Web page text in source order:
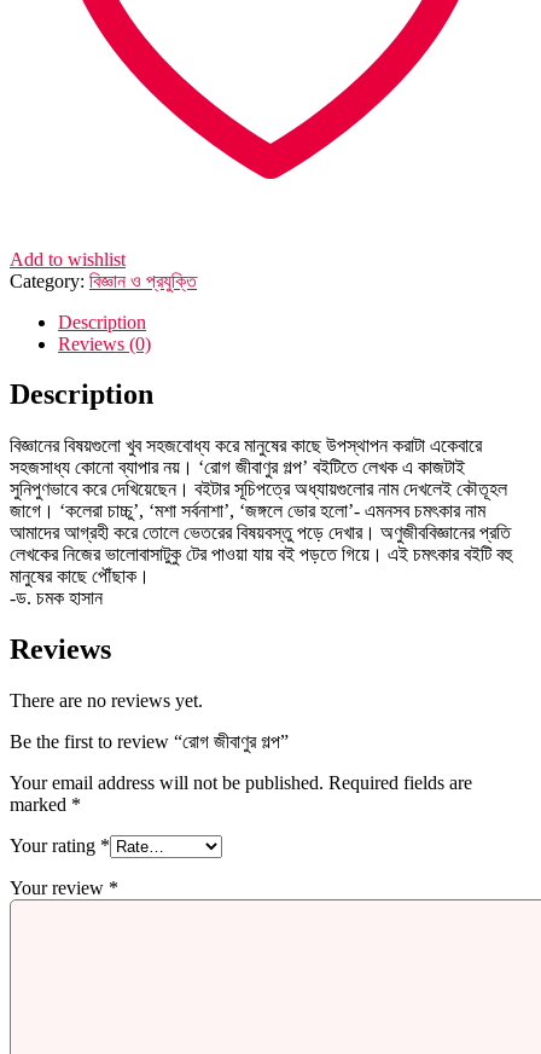
Add to wishlist
Category: বিজ্ঞান ও প্রযুক্তি
Description
Reviews (0)
Description
বিজ্ঞানের বিষয়গুলো খুব সহজবোধ্য করে মানুষের কাছে উপস্থাপন করাটা একেবারে
সহজসাধ্য কোনো ব্যাপার নয়। ‘রোগ জীবাণুর গল্প’ বইটিতে লেখক এ কাজটাই
সুনিপুণভাবে করে দেখিয়েছেন। বইটার সূচিপত্রে অধ্যায়গুলোর নাম দেখলেই কৌতূহল
জাগে। ‘কলেরা চাচ্চু’, ‘মশা সর্বনাশা’, ‘জঙ্গলে ভোর হলো’- এমনসব চমৎকার নাম
আমাদের আগ্রহী করে তোলে ভেতরের বিষয়বস্তু পড়ে দেখার। অণুজীববিজ্ঞানের প্রতি
লেখকের নিজের ভালোবাসাটুকু টের পাওয়া যায় বই পড়তে গিয়ে। এই চমৎকার বইটি বহু
মানুষের কাছে পৌঁছাক।
-ড. চমক হাসান
Reviews
There are no reviews yet.
Be the first to review “রোগ জীবাণুর গল্প”
Your email address will not be published. Required fields are
marked *
Your rating *
Your review *